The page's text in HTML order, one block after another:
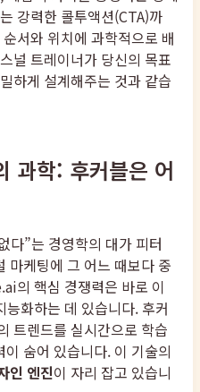
강력한 콜투액션(CTA)까
서와 위치에 과학적으로 배
널 트레이너가 당신의 목표
하게 설계해주는 것과 같습
과학: 후커블은 어
다”는 경영학의 대가 피터
마케팅에 그 어느 때보다 중
의 핵심 경쟁력은 바로 이
화하는 데 있습니다. 후커
트렌드를 실시간으로 학습
숨어 있습니다. 이 기술의
인 엔진이 자리 잡고 있습니